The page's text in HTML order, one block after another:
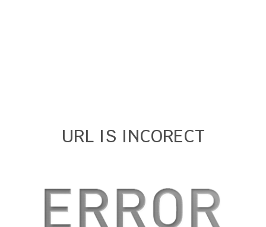
URL IS INCORECT